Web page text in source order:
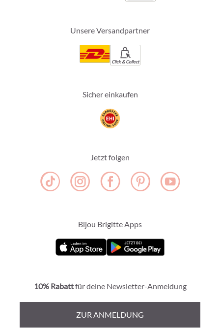
Unsere Versandpartner
Click & Collect
Sicher einkaufen
Jetzt folgen
Bijou Brigitte Apps
10% Rabattfür deine Newsletter-Anmeldung
ZUR ANMELDUNG